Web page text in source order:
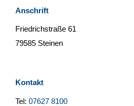
Anschrift
Friedrichstraße 61
79585 Steinen
Kontakt
Tel: 07627 8100